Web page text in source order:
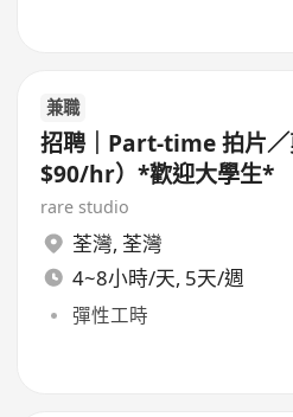
兼職
招聘｜Part-time 拍片／
$90/hr）*歡迎大學生*
rare studio
荃灣, 荃灣
4~8小時/天, 5天/週
彈性工時